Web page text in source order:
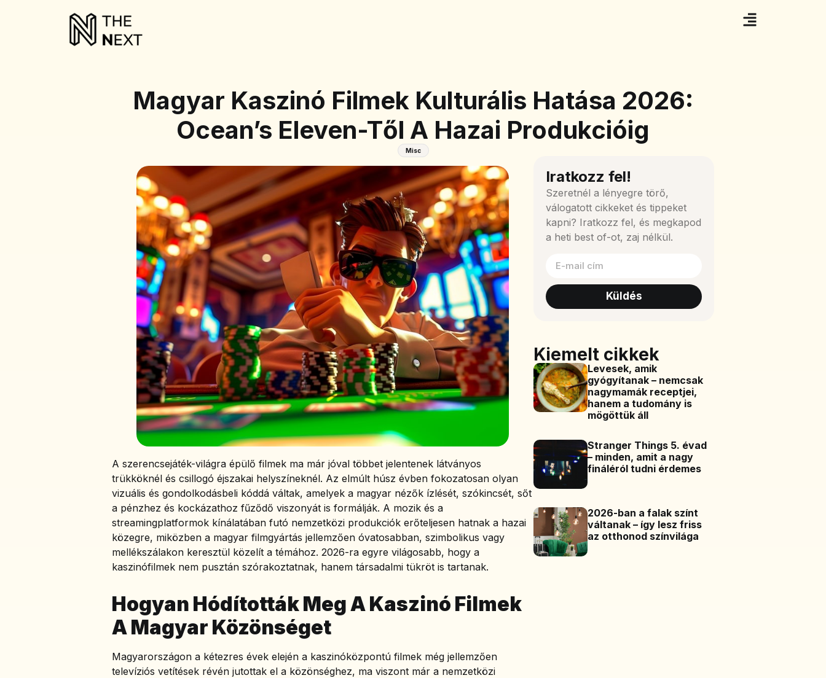
Magyar Kaszinó Filmek Kulturális Hatása 2026:
Ocean’s Eleven-Től A Hazai Produkcióig
Misc
A szerencsejáték-világra épülő filmek ma már jóval többet jelentenek látványos
trükköknél és csillogó éjszakai helyszíneknél. Az elmúlt húsz évben fokozatosan olyan
vizuális és gondolkodásbeli kóddá váltak, amelyek a magyar nézők ízlését, szókincsét, sőt
a pénzhez és kockázathoz fűződő viszonyát is formálják. A mozik és a
streamingplatformok kínálatában futó nemzetközi produkciók erőteljesen hatnak a hazai
közegre, miközben a magyar filmgyártás jellemzően óvatosabban, szimbolikus vagy
mellékszálakon keresztül közelít a témához. 2026-ra egyre világosabb, hogy a
kaszinófilmek nem pusztán szórakoztatnak, hanem társadalmi tükröt is tartanak.
Hogyan Hódították Meg A Kaszinó Filmek
A Magyar Közönséget
Magyarországon a kétezres évek elején a kaszinóközpontú filmek még jellemzően
televíziós vetítések révén jutottak el a közönséghez, ma viszont már a nemzetközi
Iratkozz fel!
Szeretnél a lényegre törő,
válogatott cikkeket és tippeket
kapni? Iratkozz fel, és megkapod
a heti best of-ot, zaj nélkül.
Küldés
Kiemelt cikkek
Levesek, amik
gyógyítanak – nemcsak
nagymamák receptjei,
hanem a tudomány is
mögöttük áll
Stranger Things 5. évad
– minden, amit a nagy
fináléról tudni érdemes
2026-ban a falak színt
váltanak – így lesz friss
az otthonod színvilága